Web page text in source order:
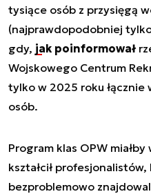
tysiące osób z przysięgą
(najprawdopodobniej
gdy, jak poinformował
Wojskowego Centrum
tylko w 2025 roku łącznie
osób.
Program klas OPW
kształcił
bezproblemowo